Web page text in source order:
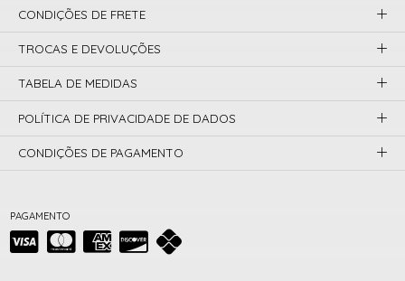
PAGAMENTO
CONDIÇÕES DE FRETE
TROCAS E DEVOLUÇÕES
TABELA DE MEDIDAS
POLÍTICA DE PRIVACIDADE DE DADOS
CONDIÇÕES DE PAGAMENTO